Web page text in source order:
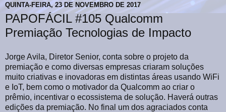
QUINTA-FEIRA, 23 DE NOVEMBRO DE 2017
PAPOFÁCIL #105 Qualcomm
Premiação Tecnologias de Impacto
Jorge Avila, Diretor Senior, conta sobre o projeto da
premiação e como diversas empresas criaram soluções
muito criativas e inovadoras em distintas áreas usando WiFi
e IoT, bem como o motivador da Qualcomm ao criar o
prêmio, incentivar o ecossistema de solução. Haverá outras
edições da premiação. No final um dos agraciados conta